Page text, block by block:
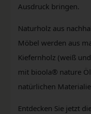
Ausdruck bringen.
Naturholz aus
Möbel werden aus
Kiefernholz (weiß
mit bioola® nature
natürlichen
Entdecken Sie jetzt